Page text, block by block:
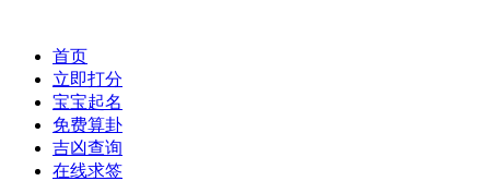
首页
立即打分
宝宝起名
免费算卦
吉凶查询
在线求签